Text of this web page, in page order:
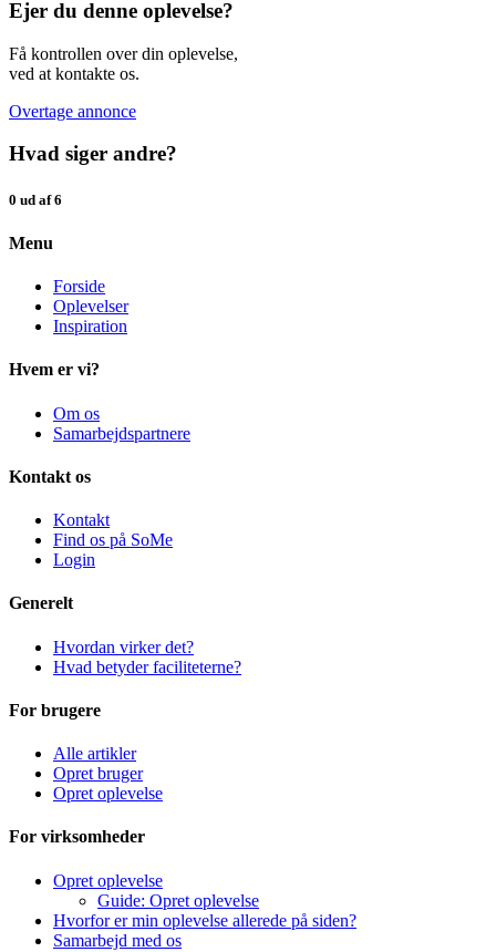
Ejer du denne oplevelse?
Få kontrollen over din oplevelse,
ved at kontakte os.
Overtage annonce
Hvad siger andre?
0 ud af 6
Menu
Forside
Oplevelser
Inspiration
Hvem er vi?
Om os
Samarbejdspartnere
Kontakt os
Kontakt
Find os på SoMe
Login
Generelt
Hvordan virker det?
Hvad betyder faciliteterne?
For brugere
Alle artikler
Opret bruger
Opret oplevelse
For virksomheder
Opret oplevelse
Guide: Opret oplevelse
Hvorfor er min oplevelse allerede på siden?
Samarbejd med os